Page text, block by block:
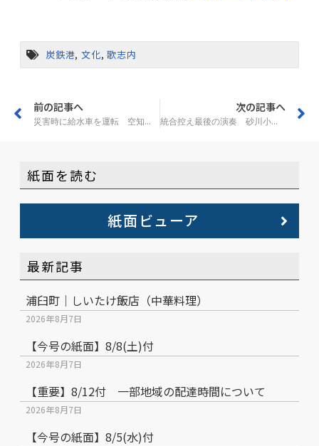
炭鉄港,文化,歌志内
前の記事へ
災害時に給水車を運転 空知自動車学園と中空知広域水道企業団が協定
次の記事へ
統合控え最後の演奏 砂川小「ウインズアンサンブル」 道吹奏楽コンクール出場
紙面を読む
紙面ビューア
最新記事
浦臼町｜しいたけ飯店（中華料理）
2026年8月7日
【今号の紙面】8/8(土)付
2026年8月7日
【重要】8/12付 一部地域の配達時間について
2026年8月7日
【今号の紙面】8/5(水)付